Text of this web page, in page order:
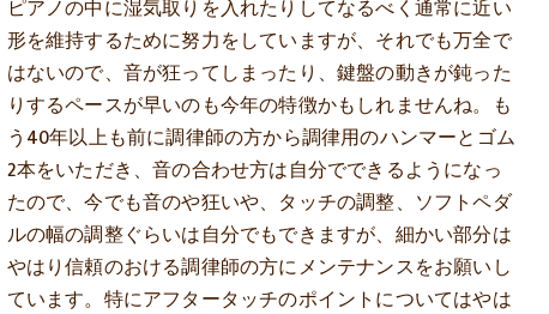
ピアノの中に湿気取りを入れたりしてなるべく通常に近い
形を維持するために努力をしていますが、それでも万全で
はないので、音が狂ってしまったり、鍵盤の動きが鈍った
りするペースが早いのも今年の特徴かもしれませんね。も
う40年以上も前に調律師の方から調律用のハンマーとゴム
2本をいただき、音の合わせ方は自分でできるようになっ
たので、今でも音のや狂いや、タッチの調整、ソフトペダ
ルの幅の調整ぐらいは自分でもできますが、細かい部分は
やはり信頼のおける調律師の方にメンテナンスをお願いし
ています。特にアフタータッチのポイントについてはやは